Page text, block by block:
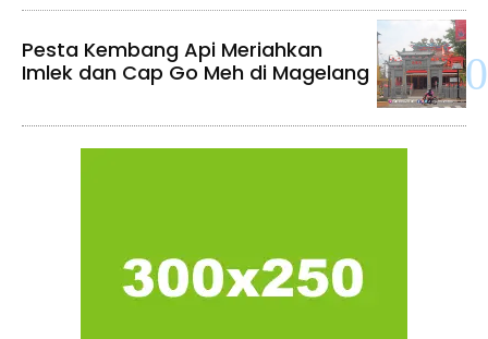
Pesta Kembang Api Meriahkan
Imlek dan Cap Go Meh di Magelang